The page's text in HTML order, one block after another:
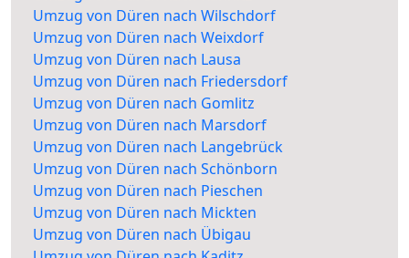
Umzug von Düren nach Wilschdorf
Umzug von Düren nach Weixdorf
Umzug von Düren nach Lausa
Umzug von Düren nach Friedersdorf
Umzug von Düren nach Gomlitz
Umzug von Düren nach Marsdorf
Umzug von Düren nach Langebrück
Umzug von Düren nach Schönborn
Umzug von Düren nach Pieschen
Umzug von Düren nach Mickten
Umzug von Düren nach Übigau